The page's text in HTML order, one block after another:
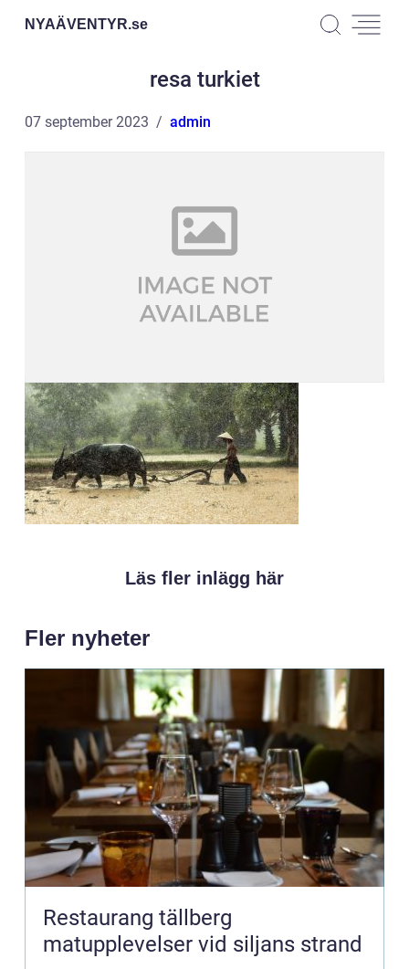
NYAÄVENTYR.se
resa turkiet
07 september 2023 admin
Läs fler inlägg här
Fler nyheter
Restaurang tällberg
matupplevelser vid siljans strand